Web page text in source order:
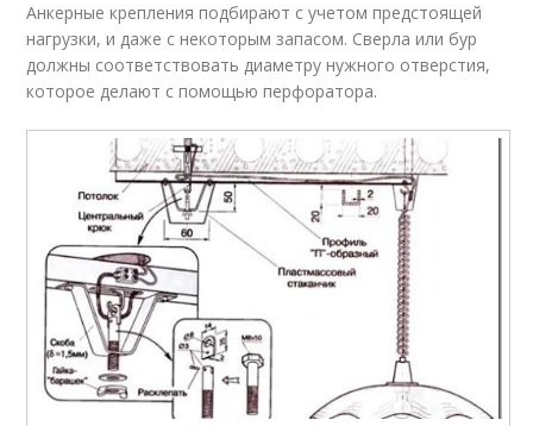
Анкерные крепления подбирают с учетом предстоящей
нагрузки, и даже с некоторым запасом. Сверла или бур
должны соответствовать диаметру нужного отверстия,
которое делают с помощью перфоратора.